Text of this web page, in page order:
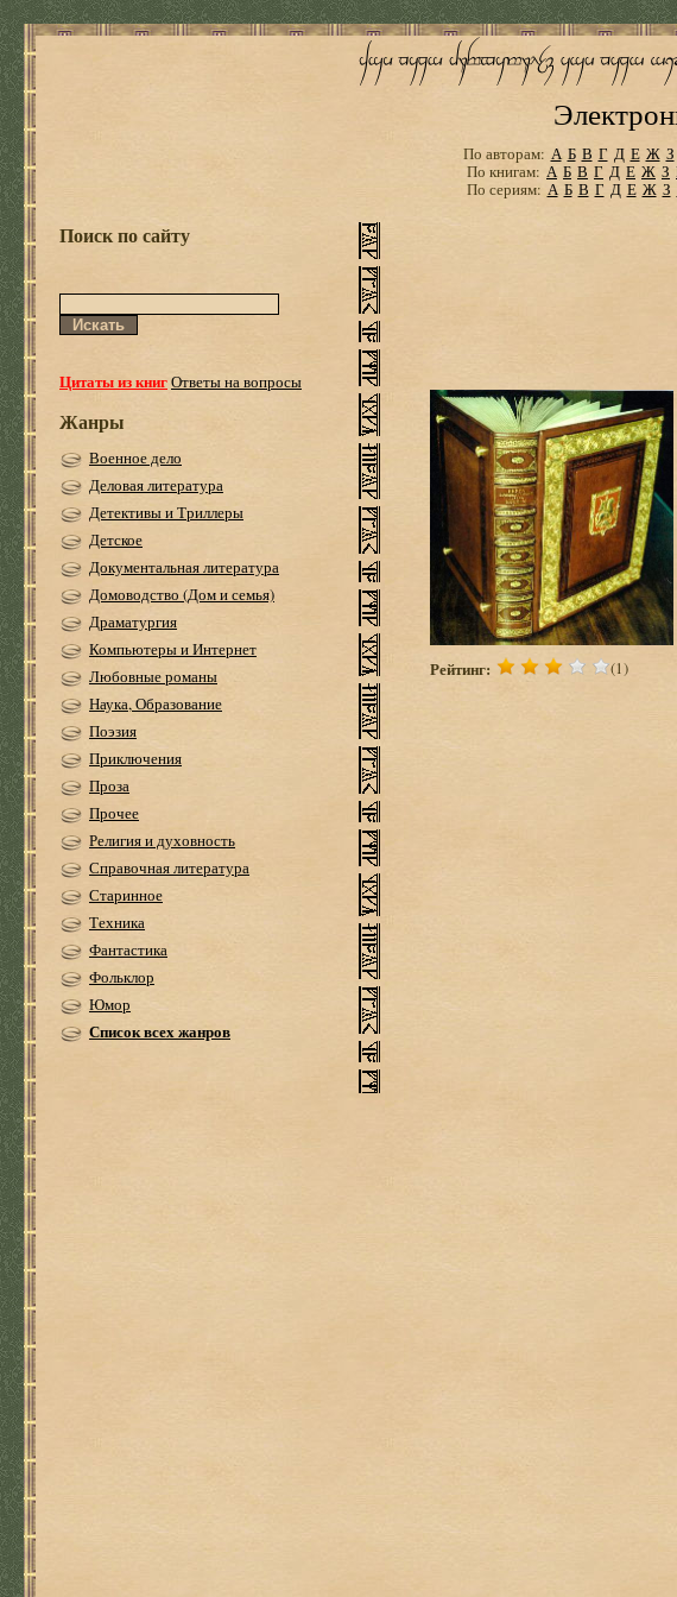
По авторам: А Б В Г Д Е Ж З
По книгам: А Б В Г Д Е Ж З
По сериям: А Б В Г Д Е Ж З
Поиск по сайту
Цитаты из книгОтветы на вопросы
Жанры
Военное дело
Деловая литература
Детективы и Триллеры
Детское
Документальная литература
Домоводство (Дом и семья)
Драматургия
Компьютеры и Интернет
Любовные романы
Наука, Образование
Поэзия
Приключения
Проза
Прочее
Религия и духовность
Справочная литература
Старинное
Техника
Фантастика
Фольклор
Юмор
Список всех жанров
Рейтинг: (1)